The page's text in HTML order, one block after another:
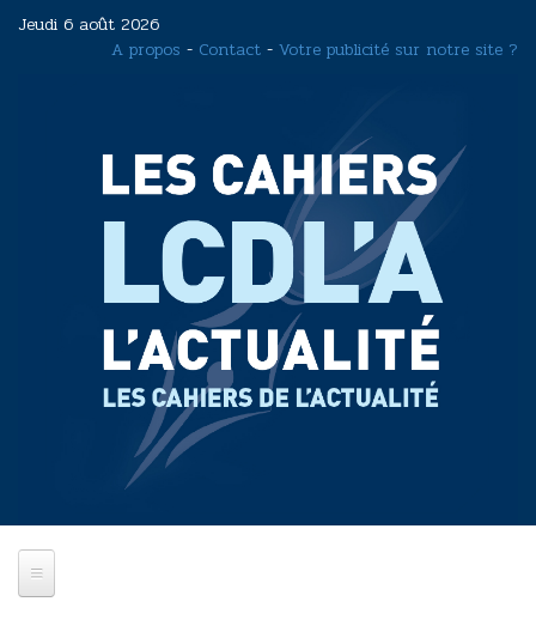
Jeudi 6 août 2026
A propos - Contact - Votre publicité sur notre site ?